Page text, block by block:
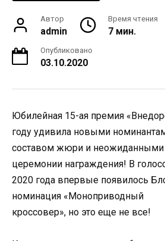
Автор
admin
Время чтения
7 мин.
Опубликовано
03.10.2020
Юбилейная 15-ая премия
году удивила новыми
составом жюри и неожиданными
церемонии награждения! В
2020 года впервые появилось
номинация «Моноприводный
кроссовер», но это еще не все!